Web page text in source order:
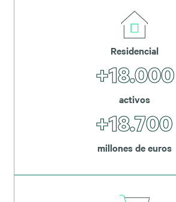
Residencial
+18.000
activos
+18.700
millones de euros